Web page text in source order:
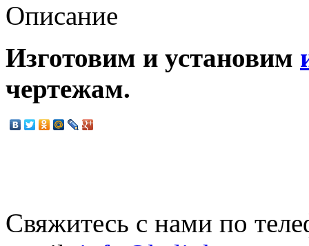
Описание
Изготовим и установим
чертежам.
Свяжитесь с нами по